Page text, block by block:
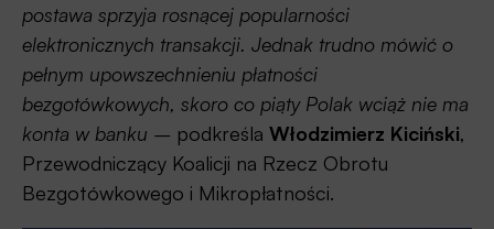
postawa sprzyja rosnącej popularności
elektronicznych transakcji. Jednak trudno mówić o
pełnym upowszechnieniu płatności
bezgotówkowych, skoro co piąty Polak wciąż nie ma
konta w banku – podkreśla Włodzimierz Kiciński,
Przewodniczący Koalicji na Rzecz Obrotu
Bezgotówkowego i Mikropłatności.